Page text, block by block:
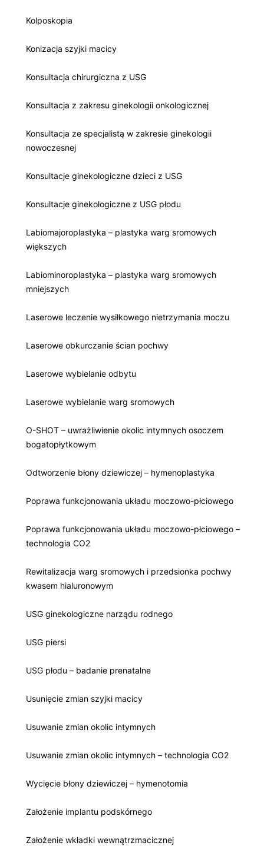
Kolposkopia
Konizacja szyjki macicy
Konsultacja chirurgiczna z USG
Konsultacja z zakresu ginekologii onkologicznej
Konsultacja ze specjalistą w zakresie ginekologii
nowoczesnej
Konsultacje ginekologiczne dzieci z USG
Konsultacje ginekologiczne z USG płodu
Labiomajoroplastyka – plastyka warg sromowych
większych
Labiominoroplastyka – plastyka warg sromowych
mniejszych
Laserowe leczenie wysiłkowego nietrzymania moczu
Laserowe obkurczanie ścian pochwy
Laserowe wybielanie odbytu
Laserowe wybielanie warg sromowych
O-SHOT – uwrażliwienie okolic intymnych osoczem
bogatopłytkowym
Odtworzenie błony dziewiczej – hymenoplastyka
Poprawa funkcjonowania układu moczowo-płciowego
Poprawa funkcjonowania układu moczowo-płciowego –
technologia CO2
Rewitalizacja warg sromowych i przedsionka pochwy
kwasem hialuronowym
USG ginekologiczne narządu rodnego
USG piersi
USG płodu – badanie prenatalne
Usunięcie zmian szyjki macicy
Usuwanie zmian okolic intymnych
Usuwanie zmian okolic intymnych – technologia CO2
Wycięcie błony dziewiczej – hymenotomia
Założenie implantu podskórnego
Założenie wkładki wewnątrzmacicznej